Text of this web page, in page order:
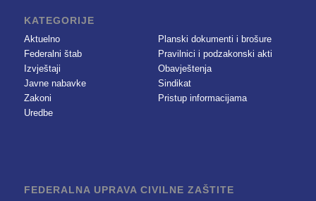
KATEGORIJE
Aktuelno
Federalni štab
Izvještaji
Javne nabavke
Zakoni
Uredbe
Planski dokumenti i brošure
Pravilnici i podzakonski akti
Obavještenja
Sindikat
Pristup informacijama
FEDERALNA UPRAVA CIVILNE ZAŠTITE